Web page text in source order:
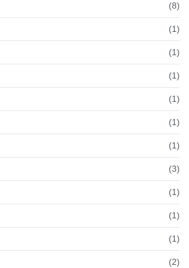
(8)
(1)
(1)
(1)
(1)
(1)
(1)
(3)
(1)
(1)
(1)
(2)